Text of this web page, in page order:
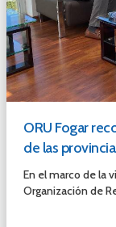
ORU Fogar
de las
En el marco de la
Organización de